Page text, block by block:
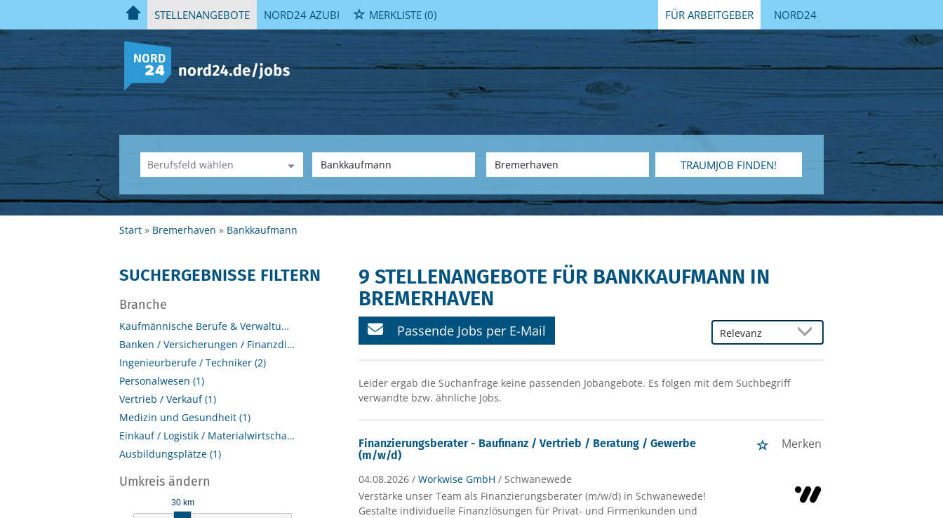
STELLENANGEBOTE NORD24 AZUBI MERKLISTE (0) FÜR ARBEITGEBER NORD24
TRAUMJOB FINDEN!
Start Bremerhaven Bankkaufmann
SUCHERGEBNISSE FILTERN
Branche
Kaufmännische Berufe & Verwaltung (5)
Banken / Versicherungen / Finanzdienstleister (4)
Ingenieurberufe / Techniker (2)
Personalwesen (1)
Vertrieb / Verkauf (1)
Medizin und Gesundheit (1)
Einkauf / Logistik / Materialwirtschaft (1)
Ausbildungsplätze (1)
Umkreis ändern
30 km
9 STELLENANGEBOTE FÜR BANKKAUFMANN IN
BREMERHAVEN
Passende Jobs per E-Mail
Leider ergab die Suchanfrage keine passenden Jobangebote. Es folgen mit dem Suchbegriff
verwandte bzw. ähnliche Jobs.
Finanzierungsberater - Baufinanz / Vertrieb / Beratung / Gewerbe
(m/w/d)
Merken
04.08.2026 /Workwise GmbH / Schwanewede
Verstärke unser Team als Finanzierungsberater (m/w/d) in Schwanewede!
Gestalte individuelle Finanzlösungen für Privat- und Firmenkunden und